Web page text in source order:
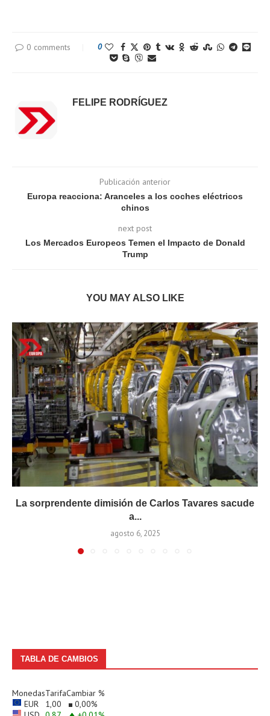
0 comments 0
FELIPE RODRÍGUEZ
Publicación anterior
Europa reacciona: Aranceles a los coches eléctricos
chinos
next post
Los Mercados Europeos Temen el Impacto de Donald
Trump
YOU MAY ALSO LIKE
La sorprendente dimisión de Carlos Tavares sacude
a...
agosto 6, 2025
TABLA DE CAMBIOS
MonedasTarifaCambiar %
EUR
1,00 0,00%